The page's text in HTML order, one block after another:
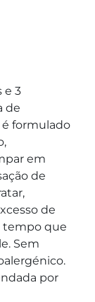
e 3
de
é formulado
em
de
de
tempo que
Sem
por